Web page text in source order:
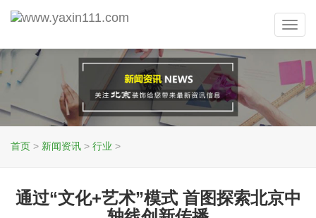
首页 > 新闻资讯 > 行业 >
通过“文化+艺术”模式 首图探索北京中